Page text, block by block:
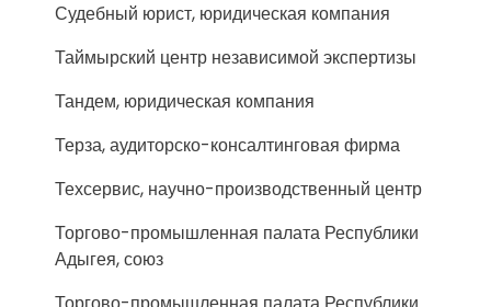
Судебный юрист, юридическая компания
Таймырский центр независимой экспертизы
Тандем, юридическая компания
Терза, аудиторско-консалтинговая фирма
Техсервис, научно-производственный центр
Торгово-промышленная палата Республики
Адыгея, союз